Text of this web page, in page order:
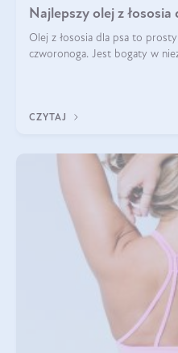
Najlepszy olej z
Olej z łososia dla psa to
czworonoga. Jest bogaty w
CZYTAJ